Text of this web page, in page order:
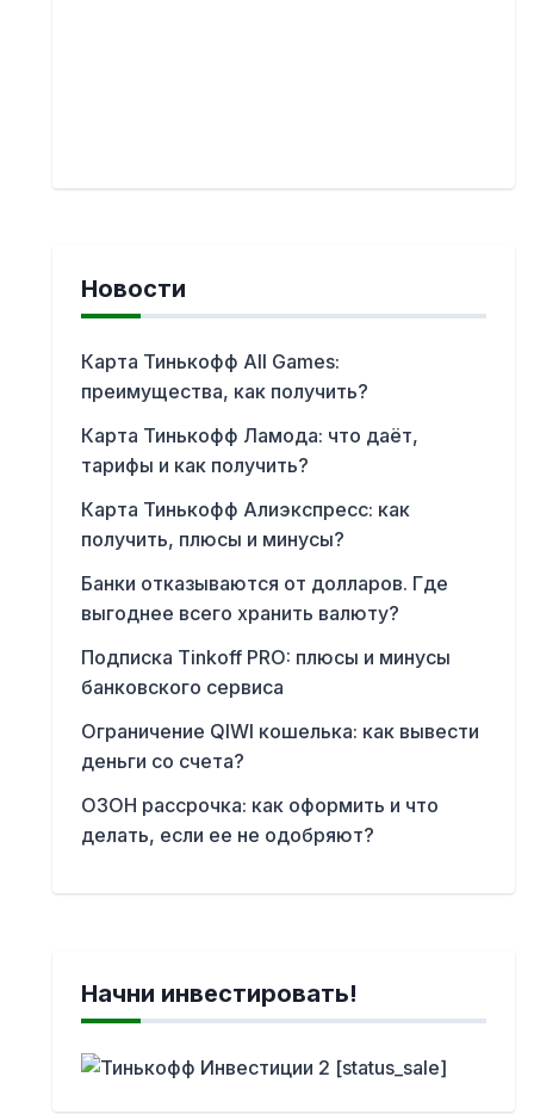
Новости
Карта Тинькофф All Games:
преимущества, как получить?
Карта Тинькофф Ламода: что даёт,
тарифы и как получить?
Карта Тинькофф Алиэкспресс: как
получить, плюсы и минусы?
Банки отказываются от долларов. Где
выгоднее всего хранить валюту?
Подписка Tinkoff PRO: плюсы и минусы
банковского сервиса
Ограничение QIWI кошелька: как вывести
деньги со счета?
ОЗОН рассрочка: как оформить и что
делать, если ее не одобряют?
Начни инвестировать!